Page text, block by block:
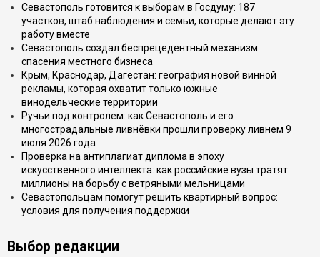
Севастополь готовится к выборам в Госдуму: 187
участков, штаб наблюдения и семьи, которые делают эту
работу вместе
Севастополь создал беспрецедентный механизм
спасения местного бизнеса
Крым, Краснодар, Дагестан: география новой винной
рекламы, которая охватит только южные
винодельческие территории
Ручьи под контролем: как Севастополь и его
многострадальные ливнёвки прошли проверку ливнем 9
июля 2026 года
Проверка на антиплагиат диплома в эпоху
искусственного интеллекта: как российские вузы тратят
миллионы на борьбу с ветряными мельницами
Севастопольцам помогут решить квартирный вопрос:
условия для получения поддержки
Выбор редакции